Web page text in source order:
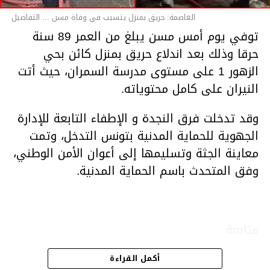
العاصمة: حريق بمنزل يتسبب في وفاة مسن ... التفاصيل
توفي يوم أمس مسن يبلغ من العمر 89 سنة
حرقا وذلك بعد اندلاع حريق بمنزل كائن بحي
الزهور 1 على مستوى مدرسة السمران، حيث أتت
النيران على كامل محتوياته.
وقد تدخلت فرق النجدة و الإطفاء التابعة للإدارة
الجهوية للحماية المدنية بتونس التدخل، وتمت
معاينة الجثة وتسليمها إلى أعوان الأمن الوطني،
وفق المتحدث باسم الحماية المدنية.
أكمل القراءة